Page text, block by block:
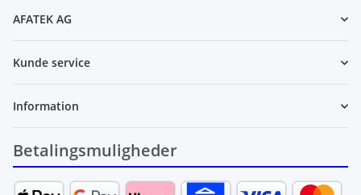
AFATEK AG
Kunde service
Information
Betalingsmuligheder